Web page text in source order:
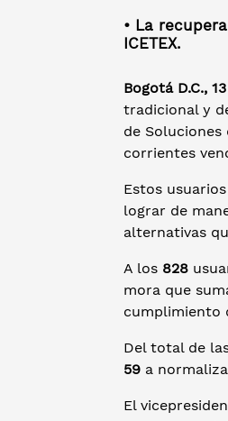
• La
ICETEX.
Bogotá D.C.,
tradicional y
de
corrientes
Estos
lograr de
alternativas
A los 828
mora que
cumplimiento
Del total de
59 a
El